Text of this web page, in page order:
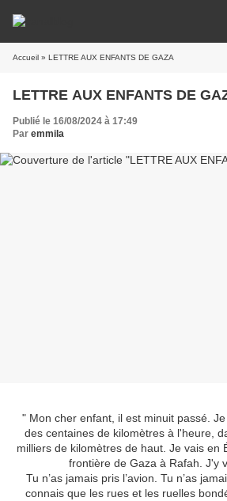
Accueil » LETTRE AUX ENFANTS DE GAZA
LETTRE AUX ENFANTS DE
Publié le 16/08/2024 à 17:49
Par emmila
" Mon cher enfant, il est minuit passé.
des centaines de kilomètres à l'heure,
milliers de kilomètres de haut. Je vais en
frontière de Gaza à Rafah. J'y
Tu n’as jamais pris l’avion. Tu n’as
connais que les rues et les ruelles